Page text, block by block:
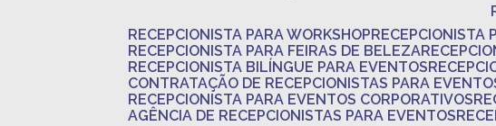
RECEPCIONISTA PARA WORKSHOP
RECEPCIONISTA PARA FEIRAS DE BELEZA
RECEPCIONISTA BILÍNGUE PARA EVENTOS
CONTRATAÇÃO DE RECEPCIONISTAS PARA
RECEPCIONISTA PARA EVENTOS CORPORATIVOS
AGÊNCIA DE RECEPCIONISTAS PARA EVENTOS